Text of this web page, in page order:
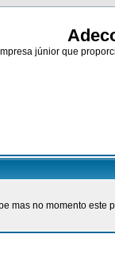
júnior que
mas no momento este